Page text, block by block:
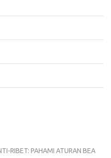
RIBET: PAHAMI ATURAN BEA